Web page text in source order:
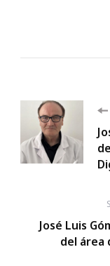
de
José Luis
del área